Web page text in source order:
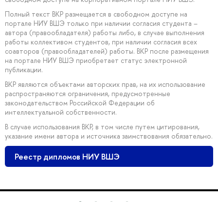
Полный текст ВКР размещается в свободном доступе на
портале НИУ ВШЭ только при наличии согласия студента –
автора (правообладателя) работы либо, в случае выполнения
работы коллективом студентов, при наличии согласия всех
соавторов (правообладателей) работы. ВКР после размещения
на портале НИУ ВШЭ приобретает статус электронной
публикации.
ВКР являются объектами авторских прав, на их использование
распространяются ограничения, предусмотренные
законодательством Российской Федерации об
интеллектуальной собственности.
В случае использования ВКР, в том числе путем цитирования,
указание имени автора и источника заимствования обязательно.
Реестр дипломов НИУ ВШЭ